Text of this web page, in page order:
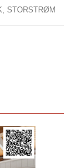
STORSTRØM